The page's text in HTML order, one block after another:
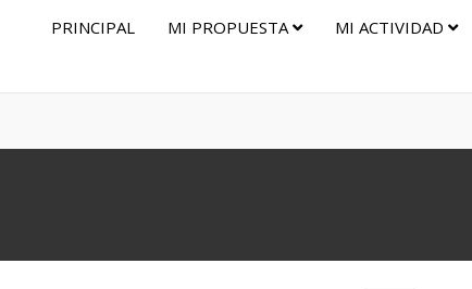
PRINCIPAL MI PROPUESTA MI ACTIVIDAD